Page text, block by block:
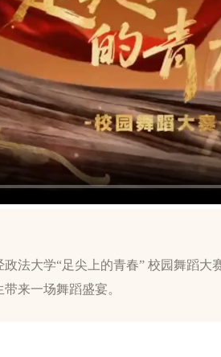
政法大学“足尖上的青春” 校园舞蹈大